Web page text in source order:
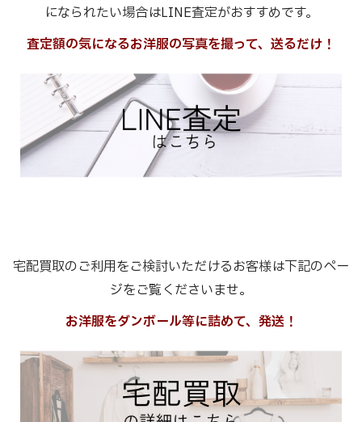
になられたい場合はLINE査定がおすすめです。
査定額の気になるお洋服の写真を撮って、送るだけ！
宅配買取のご利用をご検討いただけるお客様は下記のペー
ジをご覧くださいませ。
お洋服をダンボール等に詰めて、発送！